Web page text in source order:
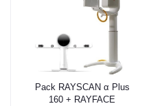
Añadir al carrito
Pack RAYSCAN α Plus
160 + RAYFACE